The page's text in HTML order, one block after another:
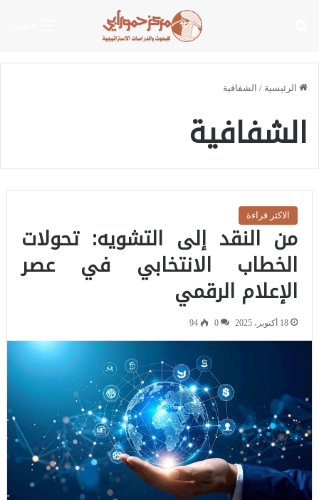
الرئيسية / الشفافية
الشفافية
الاكثر قراءة
من النقد إلى التشويه: تحولات
الخطاب الانتخابي في عصر
الإعلام الرقمي
18 أكتوبر، 2025 0
94